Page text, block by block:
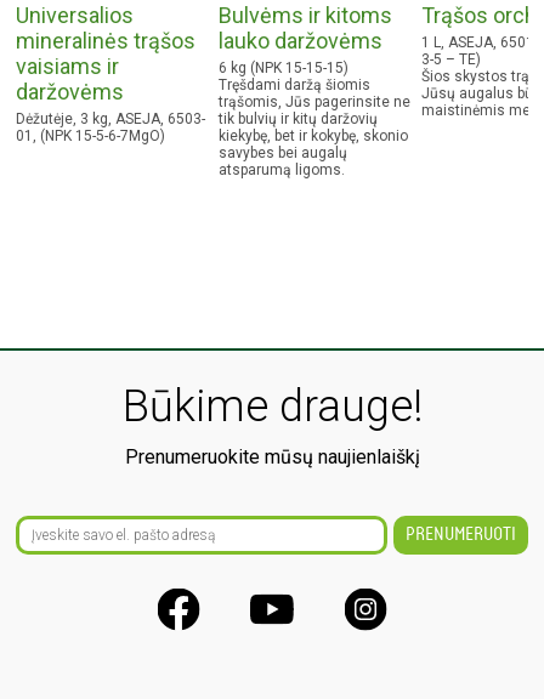
Universalios
mineralinės trąšos
vaisiams ir
daržovėms
Dėžutėje, 3 kg, ASEJA, 6503-
01, (NPK 15-5-6-7MgO)
Bulvėms ir kitoms
lauko daržovėms
6 kg (NPK 15-15-15)
Tręšdami daržą šiomis
trąšomis, Jūs pagerinsite ne
tik bulvių ir kitų daržovių
kiekybę, bet ir kokybę, skonio
savybes bei augalų
atsparumą ligoms.
Trąšos
1 L, ASEJA, 6501-
3-5 – TE)
Šios skystos
Jūsų augalus
maistinėmis
Būkime drauge!
Prenumeruokite mūsų naujienlaiškį